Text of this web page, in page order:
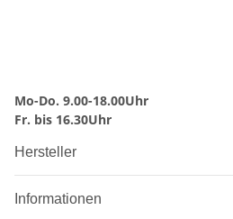
Mo-Do. 9.00-18.00Uhr
Fr. bis 16.30Uhr
Hersteller
Informationen